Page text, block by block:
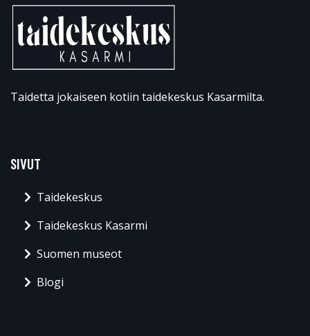
Taidetta jokaiseen kotiin taidekeskus Kasarmilta.
SIVUT
Taidekeskus
Taidekeskus Kasarmi
Suomen museot
Blogi